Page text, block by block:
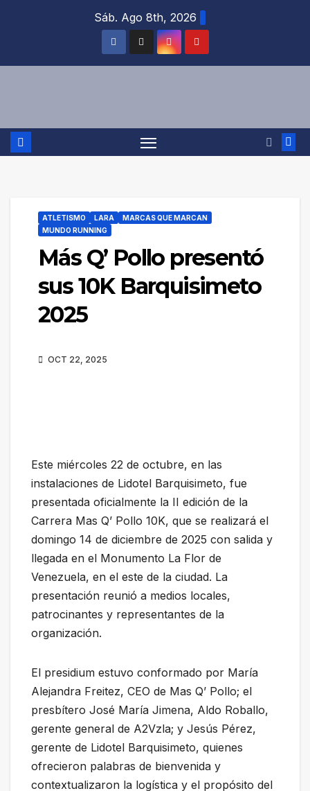
Sáb. Ago 8th, 2026
ATLETISMO LARA
MARCAS QUE MARCAN
MUNDO RUNNING
Más Q’ Pollo presentó
sus 10K Barquisimeto
2025
OCT 22, 2025
Este miércoles 22 de octubre, en las
instalaciones de Lidotel Barquisimeto, fue
presentada oficialmente la II edición de la
Carrera Mas Q’ Pollo 10K, que se realizará el
domingo 14 de diciembre de 2025 con salida y
llegada en el Monumento La Flor de
Venezuela, en el este de la ciudad. La
presentación reunió a medios locales,
patrocinantes y representantes de la
organización.
El presidium estuvo conformado por María
Alejandra Freitez, CEO de Mas Q’ Pollo; el
presbítero José María Jimena, Aldo Roballo,
gerente general de A2Vzla; y Jesús Pérez,
gerente de Lidotel Barquisimeto, quienes
ofrecieron palabras de bienvenida y
contextualizaron la logística y el propósito del